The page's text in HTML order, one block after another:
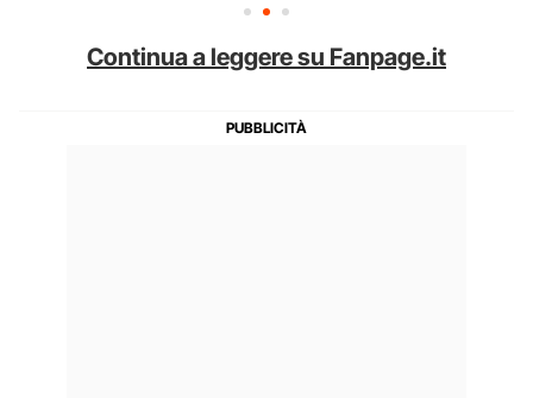
Continua a leggere su Fanpage.it